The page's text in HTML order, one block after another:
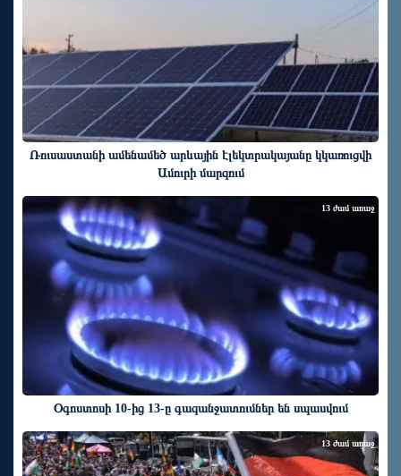
Ռուսաստանի ամենամեծ արևային էլեկտրակայանը կկառուցվի
Ամուրի մարզում
Օգոստոսի 10-ից 13-ը գազանջատումներ են սպասվում
13 ժամ առաջ
13 ժամ առաջ